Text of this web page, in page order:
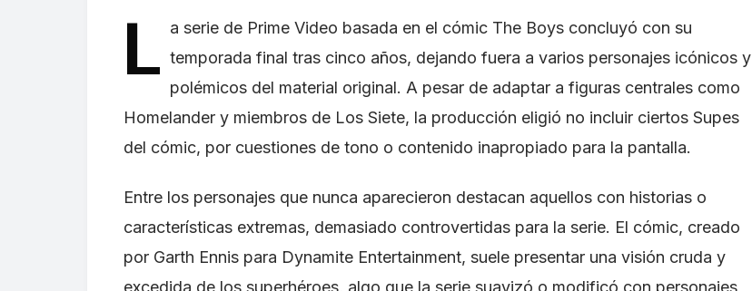
L a serie de Prime Video basada en el cómic The Boys concluyó con su
temporada final tras cinco años, dejando fuera a varios personajes icónicos y
polémicos del material original. A pesar de adaptar a figuras centrales como
Homelander y miembros de Los Siete, la producción eligió no incluir ciertos Supes
del cómic, por cuestiones de tono o contenido inapropiado para la pantalla.
Entre los personajes que nunca aparecieron destacan aquellos con historias o
características extremas, demasiado controvertidas para la serie. El cómic, creado
por Garth Ennis para Dynamite Entertainment, suele presentar una visión cruda y
excedida de los superhéroes, algo que la serie suavizó o modificó con personajes